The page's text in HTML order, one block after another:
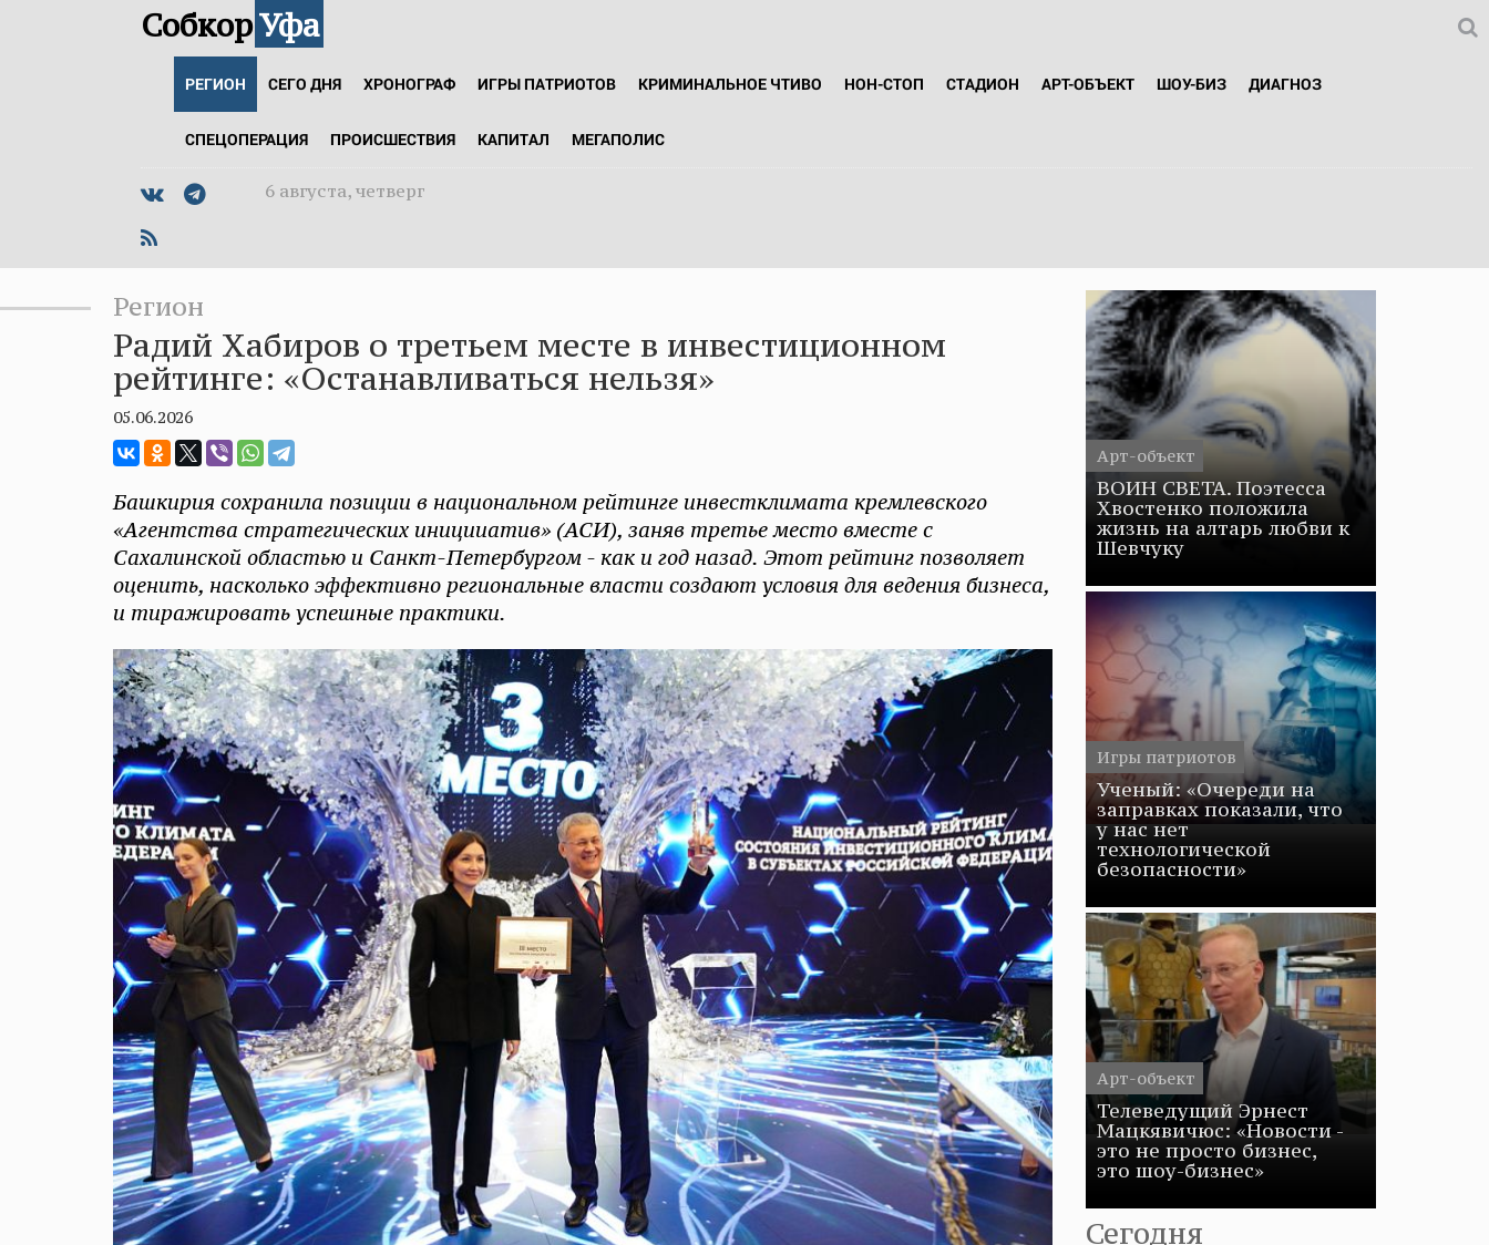
СобкорУфа
РЕГИОН СЕГО ДНЯ ХРОНОГРАФ ИГРЫ ПАТРИОТОВ КРИМИНАЛЬНОЕ ЧТИВО НОН-СТОП СТАДИОН АРТ-ОБЪЕКТ ШОУ-БИЗ ДИАГНОЗ
СПЕЦОПЕРАЦИЯ ПРОИСШЕСТВИЯ КАПИТАЛ МЕГАПОЛИС
6 августа, четверг
Регион
Радий Хабиров о третьем месте в инвестиционном
рейтинге: «Останавливаться нельзя»
05.06.2026
Башкирия сохранила позиции в национальном рейтинге инвестклимата кремлевского
«Агентства стратегических иницииатив» (АСИ), заняв третье место вместе с
Сахалинской областью и Санкт-Петербургом - как и год назад. Этот рейтинг позволяет
оценить, насколько эффективно региональные власти создают условия для ведения бизнеса,
и тиражировать успешные практики.
Арт-объект
ВОИН СВЕТА. Поэтесса
Хвостенко положила
жизнь на алтарь любви к
Шевчуку
Игры патриотов
Ученый: «Очереди на
заправках показали, что
у нас нет
технологической
безопасности»
Арт-объект
Телеведущий Эрнест
Мацкявичюс: «Новости -
это не просто бизнес,
это шоу-бизнес»
Сегодня